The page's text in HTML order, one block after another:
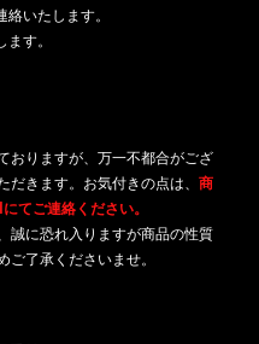
いたします。
す。
おりますが、万一不都合がござ
きます。お気付きの点は、 商
てご連絡ください。
誠に恐れ入りますが商品の性質
了承くださいませ。